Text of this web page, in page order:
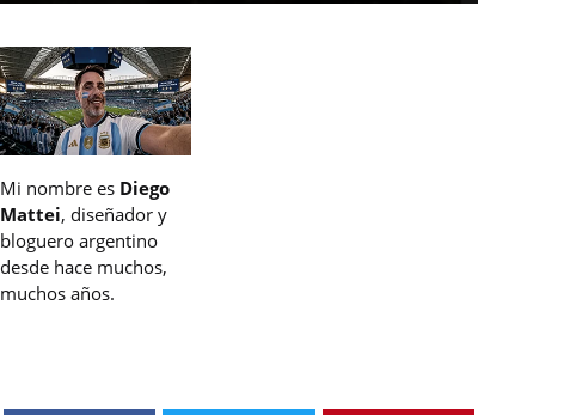
Mi nombre es Diego
Mattei, diseñador y
bloguero argentino
desde hace muchos,
muchos años.